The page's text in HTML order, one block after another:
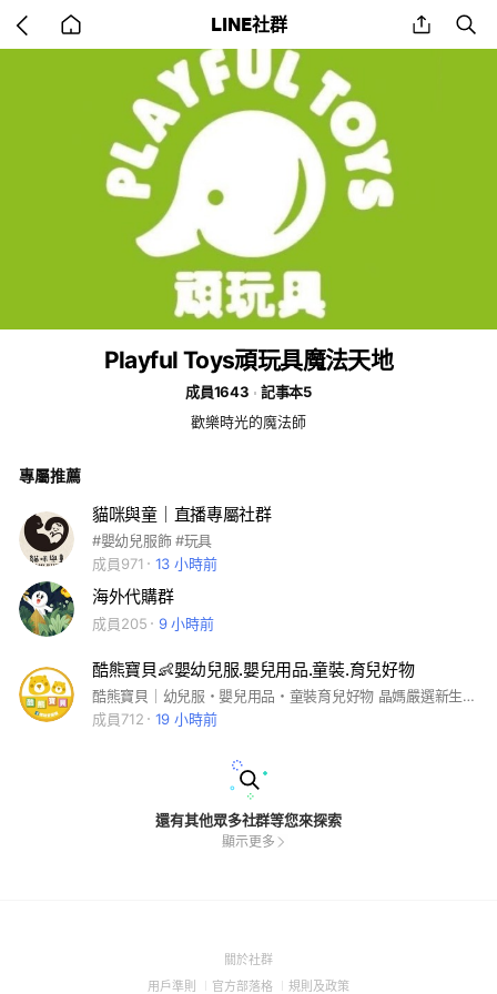
back
to
LINE社群 share
Playful Toys頑玩具魔法天地
成員1643
記事本5
歡樂時光的魔法師
專屬推薦
貓咪與童｜直播專屬社群
#嬰幼兒服飾 #玩具
成員971
13 小時前
海外代購群
成員205 9 小時前
酷熊寶貝👶嬰幼兒服.嬰兒用品.童裝.育兒好物
酷熊寶貝｜幼兒服・嬰兒用品・童裝育兒好物 晶媽嚴選新生兒～3歲必備用品🍼👶 紗布衣、包巾、安睡寢具、奶瓶、育兒神器通通有✨ 不賣花俏，只挑實用不踩雷✅ 加入社群享：出清福利價｜新品搶先看｜童裝女裝生活好物預購🎁
成員712
19 小時前
還有其他眾多社群等您來探索
顯示更多
關於社群(Open
用戶準則 (Open
官方部落格 (Open
規則及政策(Open